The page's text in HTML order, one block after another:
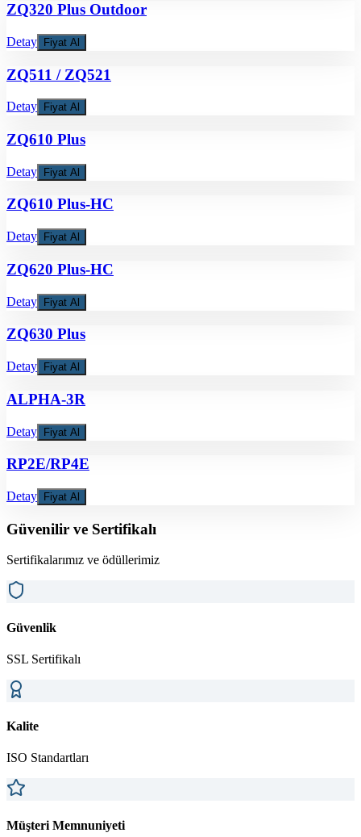
ZQ320 Plus Outdoor
Detay Fiyat Al
ZQ511 / ZQ521
Detay Fiyat Al
ZQ610 Plus
Detay Fiyat Al
ZQ610 Plus-HC
Detay Fiyat Al
ZQ620 Plus-HC
Detay Fiyat Al
ZQ630 Plus
Detay Fiyat Al
ALPHA-3R
Detay Fiyat Al
RP2E/RP4E
Detay Fiyat Al
Güvenilir ve Sertifikalı
Sertifikalarımız ve ödüllerimiz
Güvenlik
SSL Sertifikalı
Kalite
ISO Standartları
Müşteri Memnuniyeti